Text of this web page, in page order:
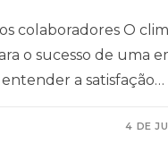
colaboradores O
o sucesso de uma
a satisfação…
4 DE